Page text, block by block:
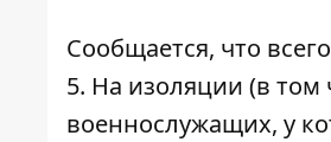
Сообщается, что
5. На изоляции (в том
военнослужащих, у